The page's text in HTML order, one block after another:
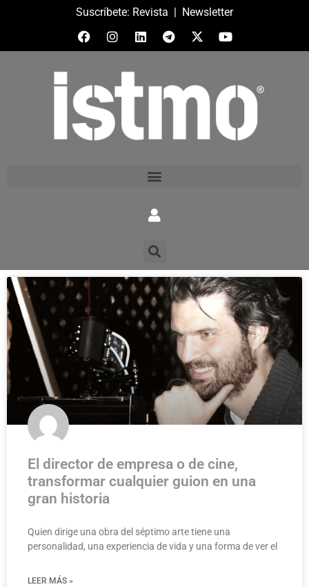
Suscríbete: Revista | Newsletter
El director de empresa o de cine,
transformar cualquier guion en una
gran historia
Quien dirige una obra del séptimo arte tiene una
personalidad, una experiencia de vida y una forma de ver el
LEER MÁS »